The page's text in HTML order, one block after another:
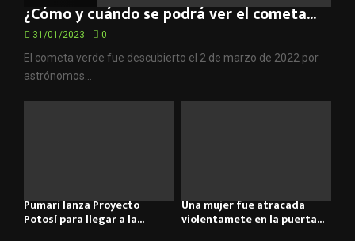
¿Cómo y cuándo se podrá ver el cometa...
31/01/2023 0
El cometa verde fue descubierto el 2 de marzo de 2022 por
astrónomos...
Pumari lanza Proyecto
Potosí para llegar a la...
Una mujer fue atracada
violentamete en la puerta...